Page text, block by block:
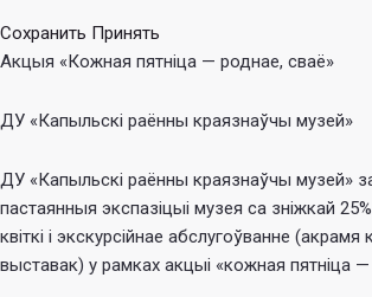
Сохранить Принять
Акцыя «Кожная пятніца — роднае, сваё»
ДУ «Капыльскі раённы краязнаўчы музей»
ДУ «Капыльскі раённы краязнаўчы музей»
пастаянныя экспазіцыі музея са зніжкай
квіткі і экскурсійнае абслугоўванне
выставак) у рамках акцыі «кожная пятніца